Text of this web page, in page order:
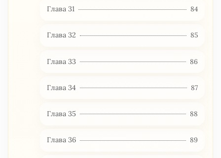
Глава 31 84
Глава 32 85
Глава 33 86
Глава 34 87
Глава 35 88
Глава 36 89